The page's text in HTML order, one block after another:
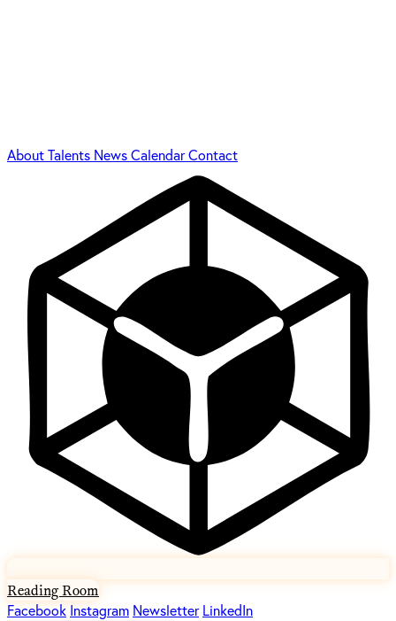
AboutTalents NewsCalendarContact
Reading Room
Facebook Instagram Newsletter LinkedIn